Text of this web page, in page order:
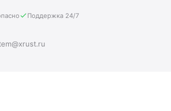
Поддержка 24/7